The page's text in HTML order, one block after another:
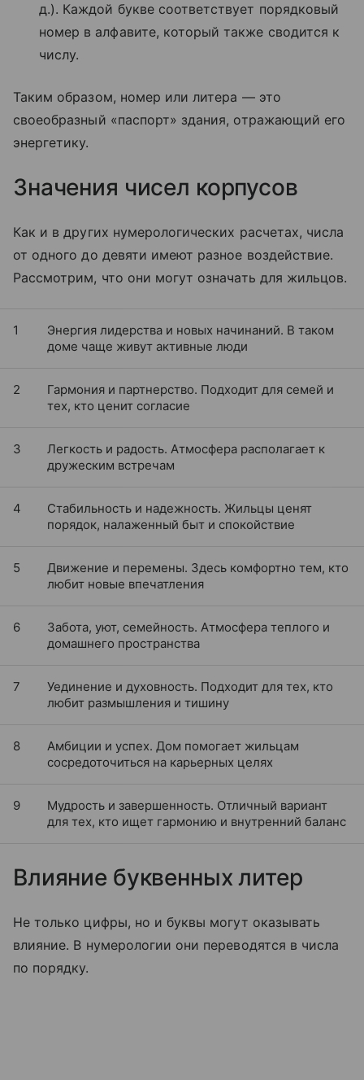
д.). Каждой букве соответствует порядковый
номер в алфавите, который также сводится к
числу.
Таким образом, номер или литера — это
своеобразный «паспорт» здания, отражающий его
энергетику.
Значения чисел корпусов
Как и в других нумерологических расчетах, числа
от одного до девяти имеют разное воздействие.
Рассмотрим, что они могут означать для жильцов.
1
Энергия лидерства и новых начинаний. В таком
доме чаще живут активные люди
2
Гармония и партнерство. Подходит для семей и
тех, кто ценит согласие
3
Легкость и радость. Атмосфера располагает к
дружеским встречам
4
Стабильность и надежность. Жильцы ценят
порядок, налаженный быт и спокойствие
5
Движение и перемены. Здесь комфортно тем, кто
любит новые впечатления
6
Забота, уют, семейность. Атмосфера теплого и
домашнего пространства
7
Уединение и духовность. Подходит для тех, кто
любит размышления и тишину
8
Амбиции и успех. Дом помогает жильцам
сосредоточиться на карьерных целях
9
Мудрость и завершенность. Отличный вариант
для тех, кто ищет гармонию и внутренний баланс
Влияние буквенных литер
Не только цифры, но и буквы могут оказывать
влияние. В нумерологии они переводятся в числа
по порядку.